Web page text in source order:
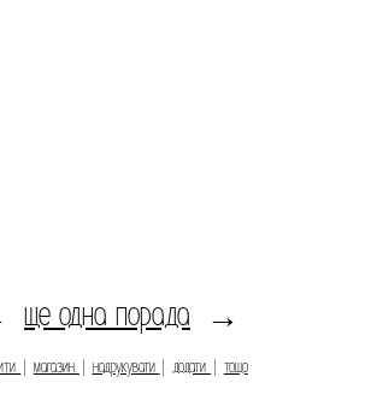
ще одна порада →
магазин надрукувати додати тощо